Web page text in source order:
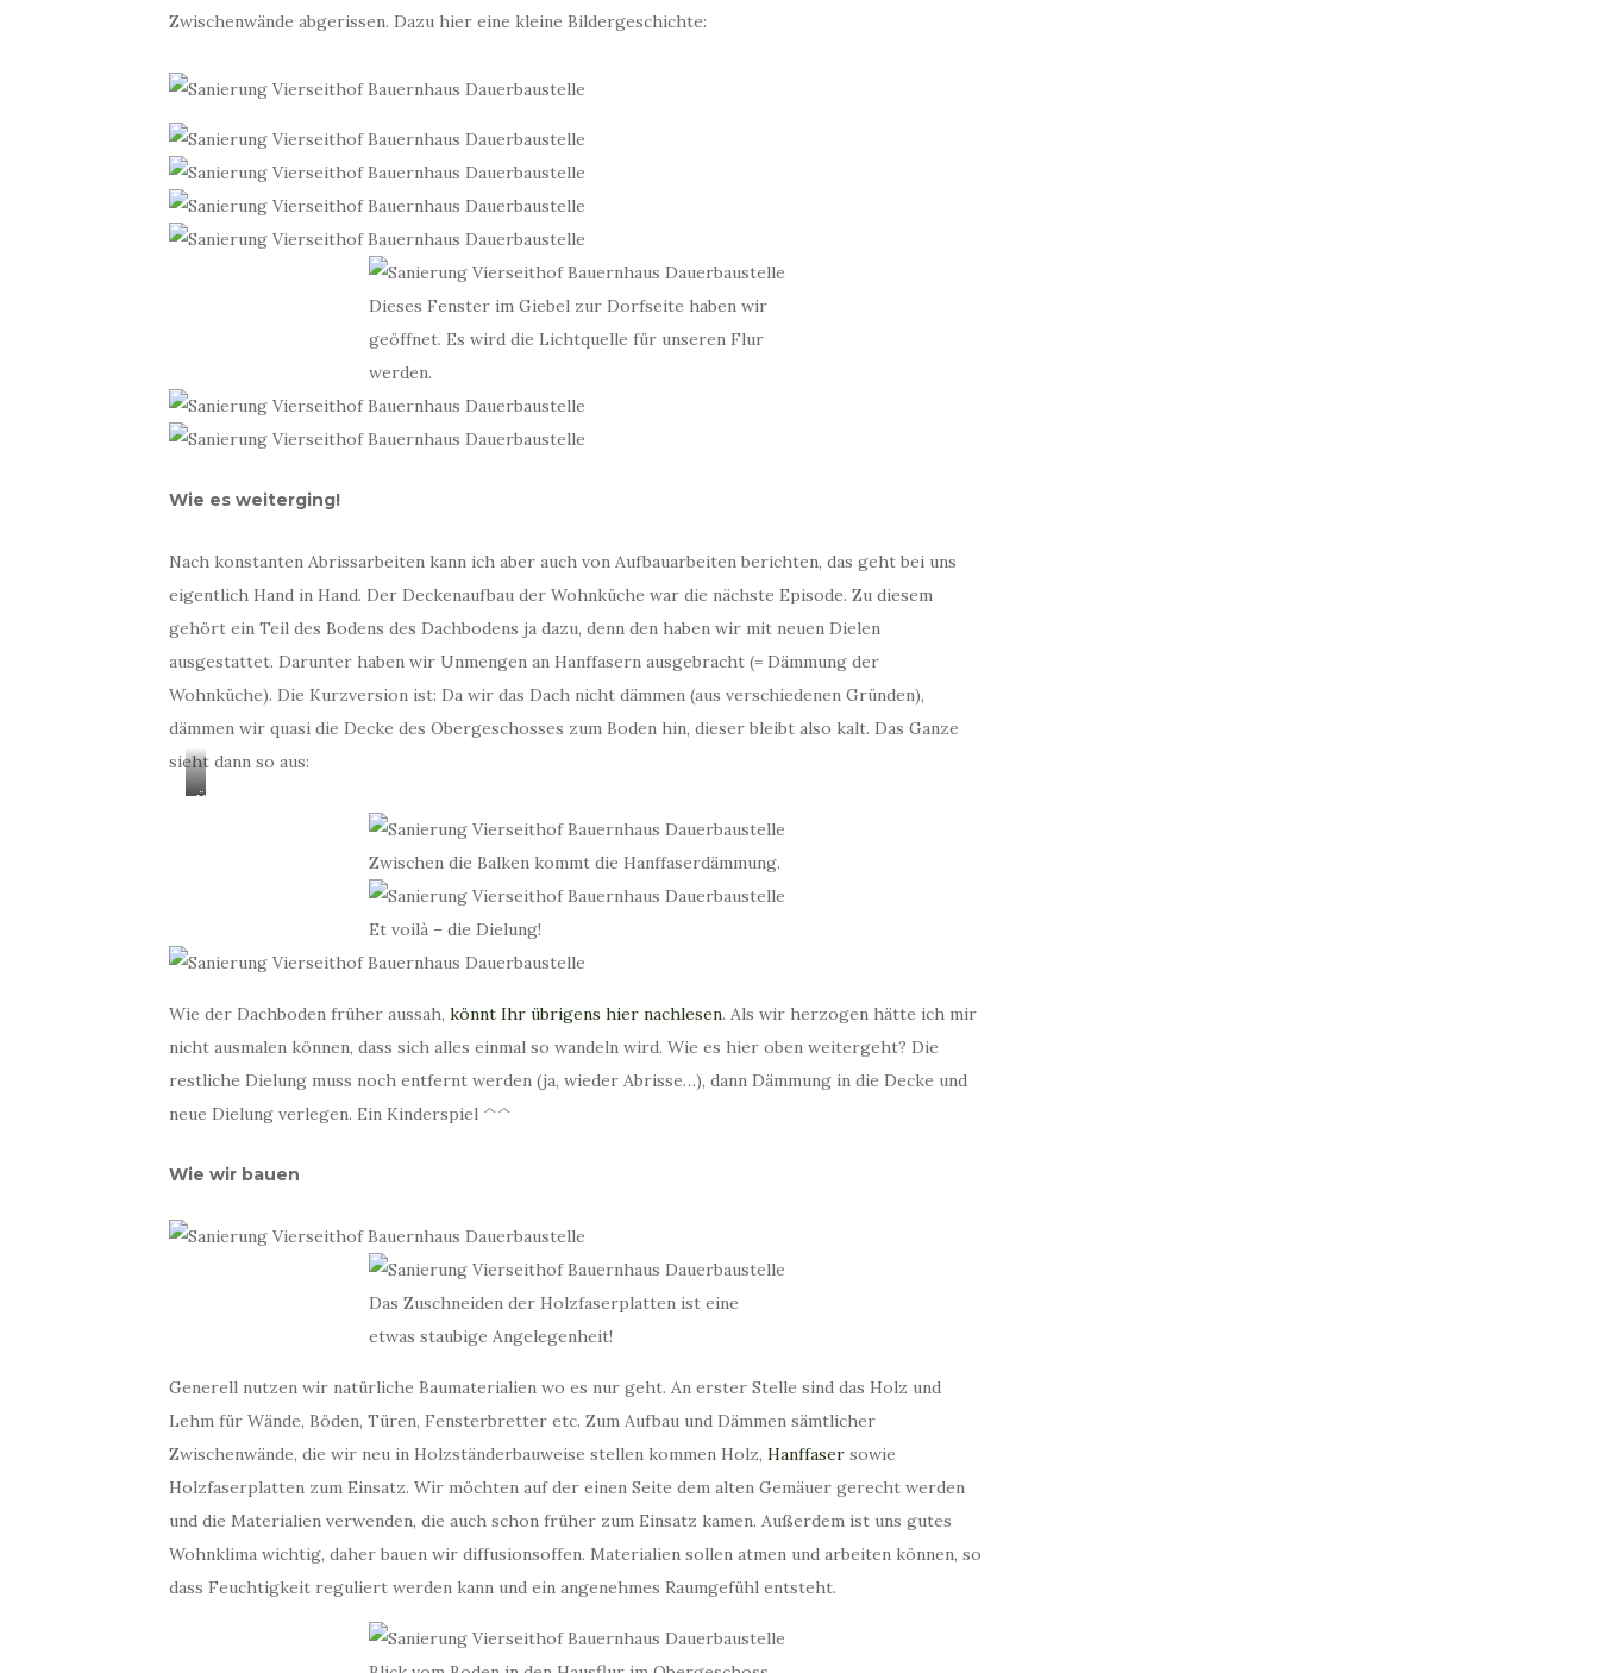
Zwischenwände abgerissen. Dazu hier eine kleine Bildergeschichte:
Dieses Fenster im Giebel zur Dorfseite haben wir
geöffnet. Es wird die Lichtquelle für unseren Flur
werden.
Wie es weiterging!
Nach konstanten Abrissarbeiten kann ich aber auch von Aufbauarbeiten berichten, das geht bei uns
eigentlich Hand in Hand. Der Deckenaufbau der Wohnküche war die nächste Episode. Zu diesem
gehört ein Teil des Bodens des Dachbodens ja dazu, denn den haben wir mit neuen Dielen
ausgestattet. Darunter haben wir Unmengen an Hanffasern ausgebracht (= Dämmung der
Wohnküche). Die Kurzversion ist: Da wir das Dach nicht dämmen (aus verschiedenen Gründen),
dämmen wir quasi die Decke des Obergeschosses zum Boden hin, dieser bleibt also kalt. Das Ganze
sieht dann so aus:
Ü
e
b
l
a
n
r
e
n
i
t
Zwischen die Balken kommt die Hanffaserdämmung.
Et voilà – die Dielung!
Wie der Dachboden früher aussah, könnt Ihr übrigens hier nachlesen. Als wir herzogen hätte ich mir
nicht ausmalen können, dass sich alles einmal so wandeln wird. Wie es hier oben weitergeht? Die
restliche Dielung muss noch entfernt werden (ja, wieder Abrisse…), dann Dämmung in die Decke und
neue Dielung verlegen. Ein Kinderspiel ^^
Wie wir bauen
Das Zuschneiden der Holzfaserplatten ist eine
etwas staubige Angelegenheit!
Generell nutzen wir natürliche Baumaterialien wo es nur geht. An erster Stelle sind das Holz und
Lehm für Wände, Böden, Türen, Fensterbretter etc. Zum Aufbau und Dämmen sämtlicher
Zwischenwände, die wir neu in Holzständerbauweise stellen kommen Holz, Hanffaser sowie
Holzfaserplatten zum Einsatz. Wir möchten auf der einen Seite dem alten Gemäuer gerecht werden
und die Materialien verwenden, die auch schon früher zum Einsatz kamen. Außerdem ist uns gutes
Wohnklima wichtig, daher bauen wir diffusionsoffen. Materialien sollen atmen und arbeiten können, so
dass Feuchtigkeit reguliert werden kann und ein angenehmes Raumgefühl entsteht.